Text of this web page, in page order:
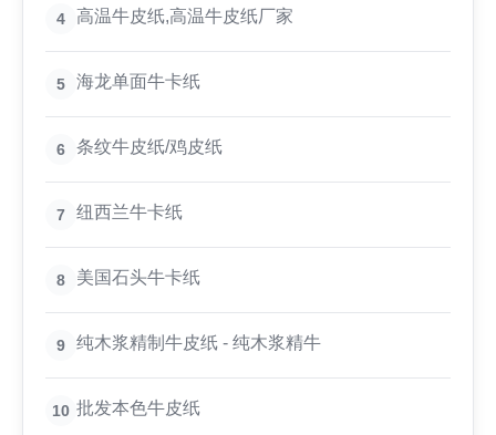
4 高温牛皮纸,高温牛皮纸厂家
5 海龙单面牛卡纸
6 条纹牛皮纸/鸡皮纸
7 纽西兰牛卡纸
8 美国石头牛卡纸
9 纯木浆精制牛皮纸 - 纯木浆精牛
10 批发本色牛皮纸